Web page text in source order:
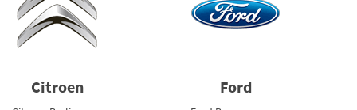
Citroen Ford